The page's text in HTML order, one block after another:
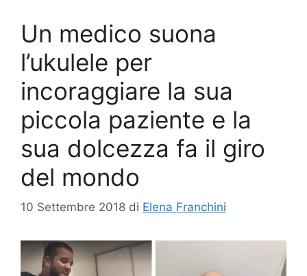
Un medico suona
l’ukulele per
incoraggiare la sua
piccola paziente e la
sua dolcezza fa il giro
del mondo
10 Settembre 2018 di Elena Franchini